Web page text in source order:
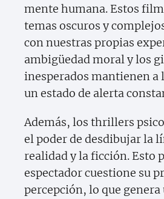
mente humana. Estos
temas oscuros y
con nuestras propias
ambigüedad moral y los
inesperados mantienen a
un estado de alerta
Además, los thrillers
el poder de desdibujar la
realidad y la ficción. Esto
espectador cuestione su
percepción, lo que genera